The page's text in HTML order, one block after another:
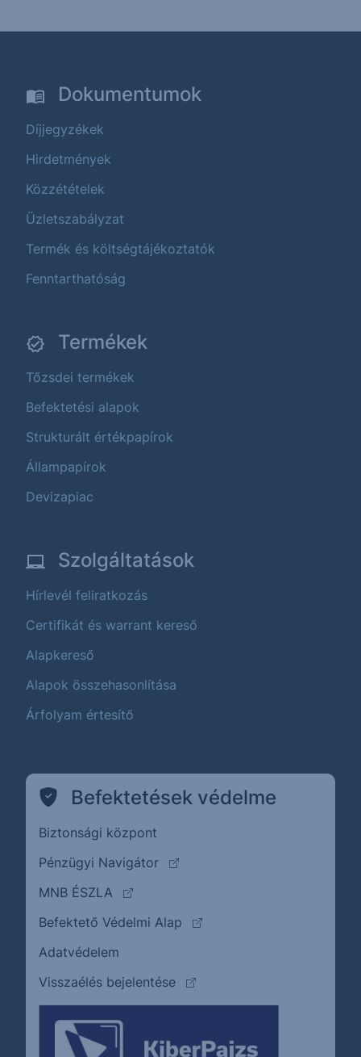
Dokumentumok
Díjjegyzékek
Hirdetmények
Közzétételek
Üzletszabályzat
Termék és költségtájékoztatók
Fenntarthatóság
Termékek
Tőzsdei termékek
Befektetési alapok
Strukturált értékpapírok
Állampapírok
Devizapiac
Szolgáltatások
Hírlevél feliratkozás
Certifikát és warrant kereső
Alapkereső
Alapok összehasonlítása
Árfolyam értesítő
Befektetések védelme
Biztonsági központ
Pénzügyi Navigátor
(külső oldalra ugrik)
MNB ÉSZLA
(külső oldalra ugrik)
Befektető Védelmi Alap
(külső oldalra ugrik)
Adatvédelem
Visszaélés bejelentése
(külső oldalra ugrik)